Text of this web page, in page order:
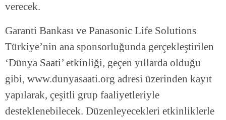
verecek.
Garanti Bankası ve Panasonic Life Solutions
Türkiye’nin ana sponsorluğunda gerçekleştirilen
‘Dünya Saati’ etkinliği, geçen yıllarda olduğu
gibi, www.dunyasaati.org adresi üzerinden kayıt
yapılarak, çeşitli grup faaliyetleriyle
desteklenebilecek. Düzenleyecekleri etkinliklerle